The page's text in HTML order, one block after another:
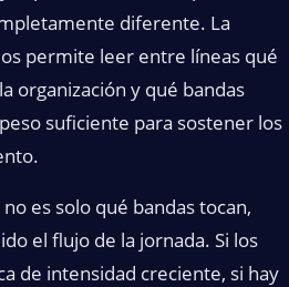
diferente. La
permite leer entre líneas qué
organización y qué bandas
suficiente para sostener los
es solo qué bandas tocan,
el flujo de la jornada. Si los
de intensidad creciente, si hay